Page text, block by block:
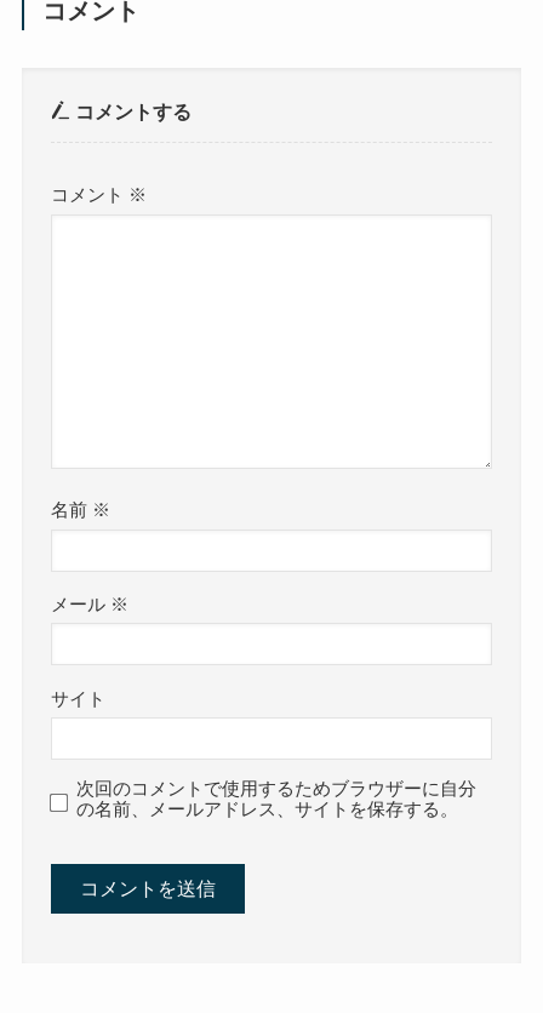
コメント
コメントする
コメント ※
名前 ※
メール ※
サイト
次回のコメントで使用するためブラウザーに自分
の名前、メールアドレス、サイトを保存する。